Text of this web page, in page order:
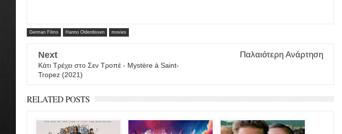
German Films Hanno Olderdissen movies
Next
Κάτι Τρέχει στο Σεν Τροπέ - Mystère à Saint-
Tropez (2021)
Παλαιότερη Ανάρτηση
RELATED POSTS